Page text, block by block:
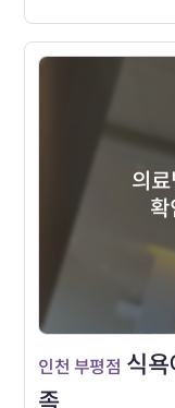
의료
확
인천 부평점 식욕
족